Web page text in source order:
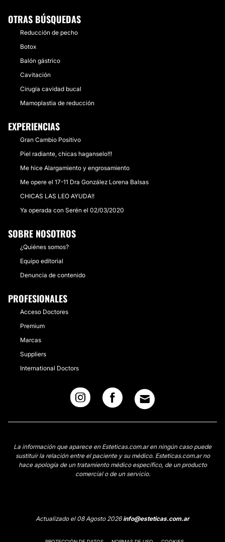
OTRAS BÚSQUEDAS
Reducción de pecho
Botox
Balón gástrico
Cavitación
Cirugía cavidad bucal
Mamoplastia de reducción
EXPERIENCIAS
Gran Cambio Positivo
Piel radiante, chicas haganselo!!!
Me hice Alargamiento y engrosamiento
Me opere el 17-11 Dra González Lorena Balsas
CHICAS LAS LEO AYUDA!!
Ya operada con Serén el 02/03/2020
SOBRE NOSOTROS
¿Quiénes somos?
Equipo editorial
Denuncia de contenido
PROFESIONALES
Acceso Doctores
Premium
Marcas
Suppliers
International Doctors
La información que aparece en Esteticas.com.ar en ningún caso puede
sustituir la relación entre el paciente y su médico. Esteticas.com.ar no
hace apología de un tratamiento médico específico, de un producto
comercial o de un servicio.
Actualizado el 08 Agosto 2026info@esteticas.com.ar